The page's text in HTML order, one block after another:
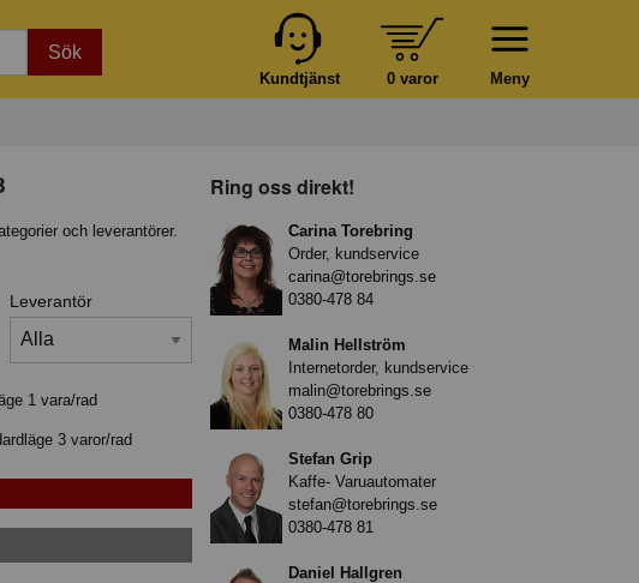
Sök
Meny
0 varor
Kundtjänst
och leverantörer.
Leverantör
1 vara/rad
3 varor/rad
Ring oss direkt!
Carina Torebring
Order, kundservice
carina@torebrings.se
0380-478 84
Malin Hellström
Internetorder, kundservice
malin@torebrings.se
0380-478 80
Stefan Grip
Kaffe- Varuautomater
stefan@torebrings.se
0380-478 81
Daniel Hallgren